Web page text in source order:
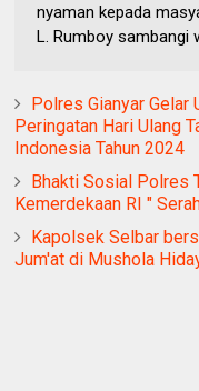
nyaman kepada
L. Rumboy sambangi
Polres Gianyar Gelar
Peringatan Hari Ulang
Indonesia Tahun 2024
Bhakti Sosial Polres
Kemerdekaan RI "
Kapolsek Selbar
Jum'at di Mushola